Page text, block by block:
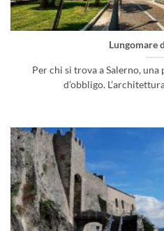
Lungomare
Per chi si trova a Salerno, una
d’obbligo.